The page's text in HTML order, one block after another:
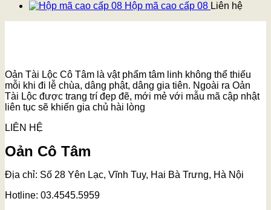
Hộp mã cao cấp 08 Liên hệ
Oản Tài Lộc Cô Tâm là vật phẩm tâm linh không thể thiếu
mỗi khi đi lễ chùa, dâng phật, dâng gia tiên. Ngoài ra Oản
Tài Lộc được trang trí đẹp đẽ, mới mẻ với mẫu mã cập nhật
liên tục sẽ khiến gia chủ hài lòng
LIÊN HỆ
Oản Cô Tâm
Địa chỉ: Số 28 Yên Lạc, Vĩnh Tuy, Hai Bà Trưng, Hà Nội
Hotline: 03.4545.5959